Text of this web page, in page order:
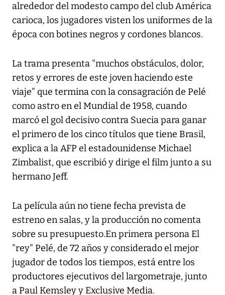
alrededor del modesto campo del club América
carioca, los jugadores visten los uniformes de la
época con botines negros y cordones blancos.
La trama presenta "muchos obstáculos, dolor,
retos y errores de este joven haciendo este
viaje" que termina con la consagración de Pelé
como astro en el Mundial de 1958, cuando
marcó el gol decisivo contra Suecia para ganar
el primero de los cinco títulos que tiene Brasil,
explica a la AFP el estadounidense Michael
Zimbalist, que escribió y dirige el film junto a su
hermano Jeff.
La película aún no tiene fecha prevista de
estreno en salas, y la producción no comenta
sobre su presupuesto.En primera persona El
"rey" Pelé, de 72 años y considerado el mejor
jugador de todos los tiempos, está entre los
productores ejecutivos del largometraje, junto
a Paul Kemsley y Exclusive Media.